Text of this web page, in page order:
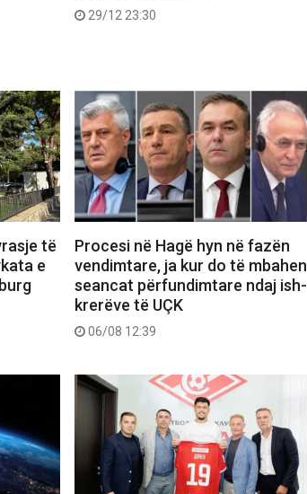
29/12 23:30
të
e
Procesi në Hagë hyn në fazën
vendimtare, ja kur do të mbahen
seancat përfundimtare ndaj ish-
krerëve të UÇK
06/08 12:39